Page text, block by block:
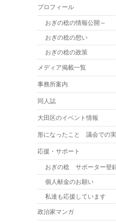
プロフィール
おぎの稔の情報公開～
おぎの稔の想い
おぎの稔の政策
メディア掲載一覧
事務所案内
同人誌
大田区のイベント情報
形になったこと 議会での
応援・サポート
おぎの稔 サポーター登
個人献金のお願い
私達も応援しています
政治家マンガ